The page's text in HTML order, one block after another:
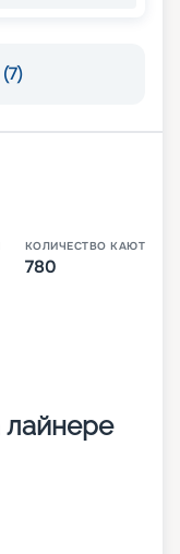
КОЛИЧЕСТВО КАЮТ
780
лайнере